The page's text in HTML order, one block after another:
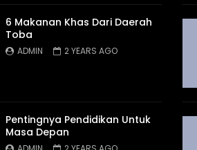
6 Makanan Khas Dari Daerah
Toba
ADMIN 2 YEARS AGO
Pentingnya Pendidikan Untuk
Masa Depan